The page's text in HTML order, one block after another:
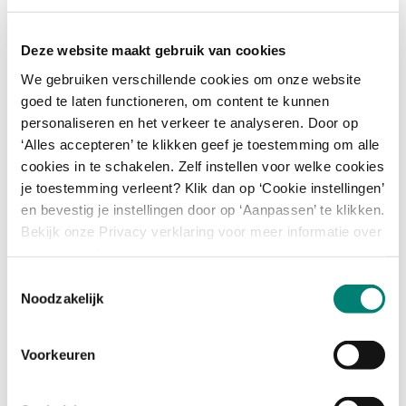
Deze website maakt gebruik van cookies
We gebruiken verschillende cookies om onze website
goed te laten functioneren, om content te kunnen
personaliseren en het verkeer te analyseren. Door op
‘Alles accepteren’ te klikken geef je toestemming om alle
cookies in te schakelen. Zelf instellen voor welke cookies
je toestemming verleent? Klik dan op ‘Cookie instellingen’
en bevestig je instellingen door op ‘Aanpassen’ te klikken.
Bekijk onze Privacy verklaring voor meer informatie over
Noodzakelijk
Voorkeuren
werken, om gezamenlijk te leren over én met
deze oude machines.